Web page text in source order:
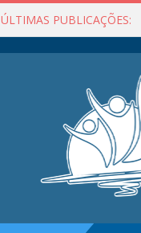
ÚLTIMAS PUBLICAÇÕES: